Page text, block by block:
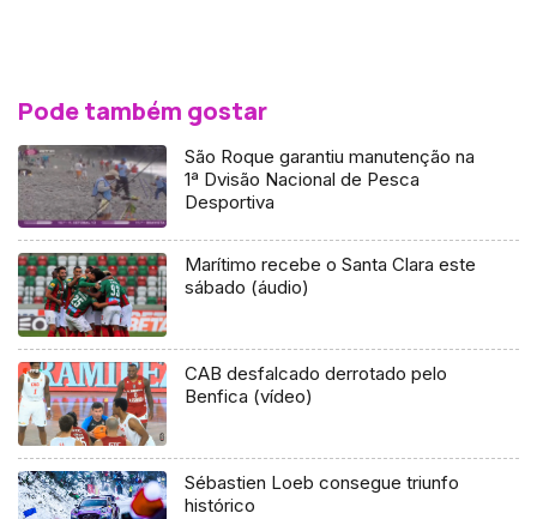
Pode também gostar
São Roque garantiu manutenção na
1ª Dvisão Nacional de Pesca
Desportiva
Marítimo recebe o Santa Clara este
sábado (áudio)
CAB desfalcado derrotado pelo
Benfica (vídeo)
Sébastien Loeb consegue triunfo
histórico